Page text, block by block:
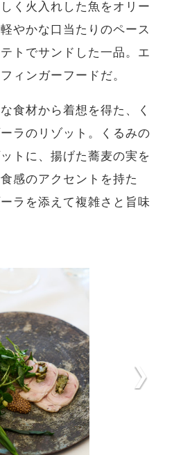
く火入れした魚をオリー
やかな口当たりのペース
トでサンドした一品。​エ
ィンガーフードだ。
食材から着想を得た、く
ラのリゾット。くるみの
トに、揚げた蕎麦の実を
感のアクセントを持た
ラを添えて複雑さと旨味